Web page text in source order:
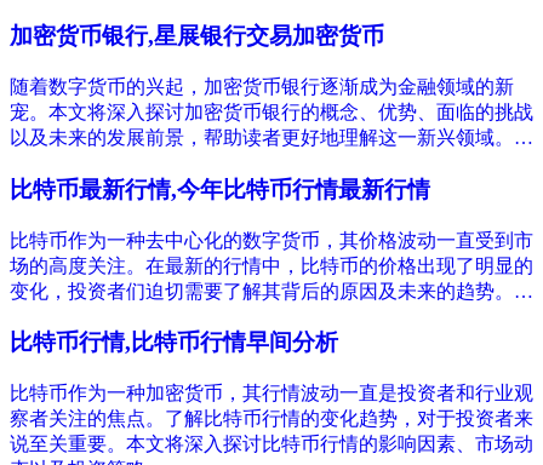
加密货币银行,星展银行交易加密货币
随着数字货币的兴起，加密货币银行逐渐成为金融领域的新
宠。本文将深入探讨加密货币银行的概念、优势、面临的挑战
以及未来的发展前景，帮助读者更好地理解这一新兴领域。…
比特币最新行情,今年比特币行情最新行情
比特币作为一种去中心化的数字货币，其价格波动一直受到市
场的高度关注。在最新的行情中，比特币的价格出现了明显的
变化，投资者们迫切需要了解其背后的原因及未来的趋势。…
比特币行情,比特币行情早间分析
比特币作为一种加密货币，其行情波动一直是投资者和行业观
察者关注的焦点。了解比特币行情的变化趋势，对于投资者来
说至关重要。本文将深入探讨比特币行情的影响因素、市场动